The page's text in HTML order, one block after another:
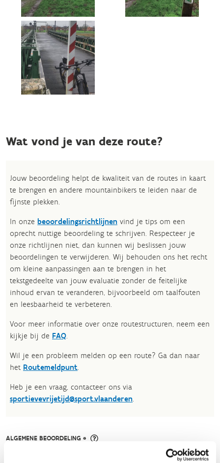
Wat vond je van deze route?
Jouw beoordeling helpt de kwaliteit van de routes in kaart
te brengen en andere mountainbikers te leiden naar de
fijnste plekken.
In onze beoordelingsrichtlijnen vind je tips om een
oprecht nuttige beoordeling te schrijven. Respecteer je
onze richtlijnen niet, dan kunnen wij beslissen jouw
beoordelingen te verwijderen. Wij behouden ons het recht
om kleine aanpassingen aan te brengen in het
tekstgedeelte van jouw evaluatie zonder de feitelijke
inhoud ervan te veranderen, bijvoorbeeld om taalfouten
en leesbaarheid te verbeteren.​
Voor meer informatie over onze routestructuren, neem een
kijkje bij de FAQ.
Wil je een probleem melden op een route? Ga dan naar
het Routemeldpunt.
Heb je een vraag, contacteer ons via
sportievevrijetijd@sport.vlaanderen.​
ALGEMENE BEOORDELING *